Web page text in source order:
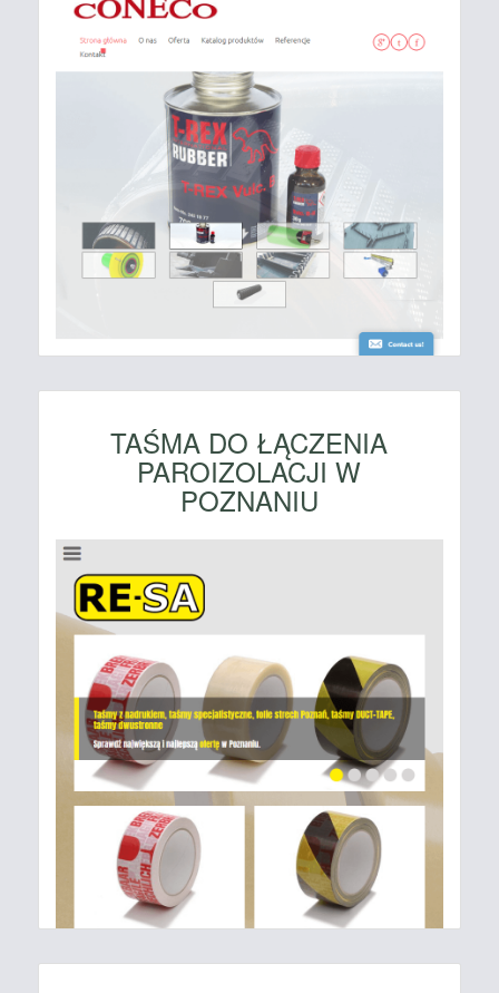
TAŚMA DO ŁĄCZENIA
PAROIZOLACJI W
POZNANIU